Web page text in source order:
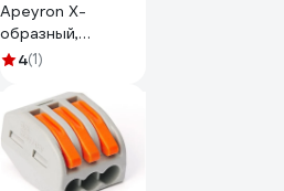
Apeyron Х-
образный,
однофазный для
подвесного
шинопровода,
IP20,
105x105x18мм,
4(1)